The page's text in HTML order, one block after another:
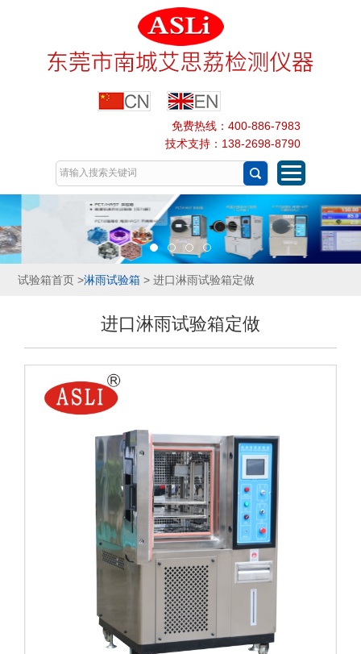
免费热线：400-886-7983
技术支持：138-2698-8790
试验箱首页>淋雨试验箱> 进口淋雨试验箱定做
进口淋雨试验箱定做